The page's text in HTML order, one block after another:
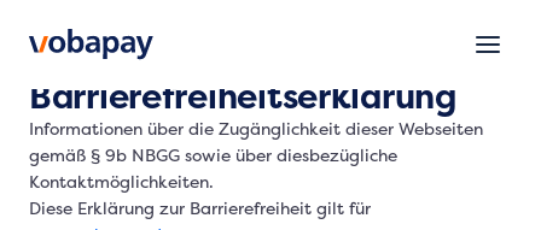
Barrierefreiheitserklärung
Informationen über die Zugänglichkeit dieser Webseiten
gemäß § 9b NBGG sowie über diesbezügliche
Kontaktmöglichkeiten.
Diese Erklärung zur Barrierefreiheit gilt für